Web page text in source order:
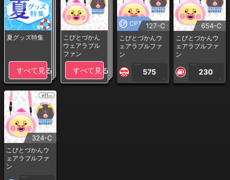
夏グッズ特集
すべて見る
こびとづかん
ウェアラブル
ファン
すべて見る
CP専用127-C
こびとづかんウ
ェアラブルファ
ン
1PLAY
575
CP
654-C
こびとづかんウ
ェアラブルファ
ン
1PLAY
230
CP
324-C
こびとづかんウ
ェアラブルファ
ン
1PLAY